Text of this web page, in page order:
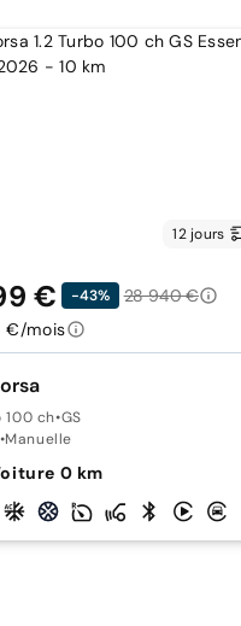
12 jours
100 ch•GS
•Manuelle
0 km
€ -43%
28 940 €
€/mois